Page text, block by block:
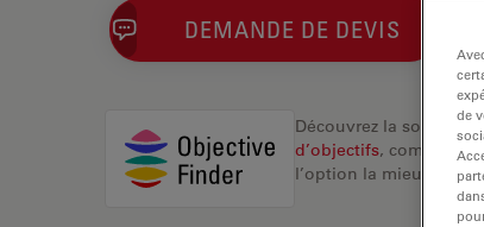
DEMANDE DE DEVIS
Découvrez la solution
d’objectifs, comparez
l’option la mieux
de